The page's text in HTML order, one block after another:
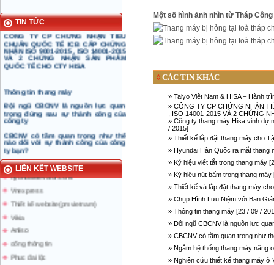
TIN TỨC
CÔNG TY CP CHỨNG NHẬN TIÊU
CHUẨN QUỐC TẾ ICB CẤP CHỨNG
NHẬN ISO 9001-2015 , ISO 14001-2015
VÀ 2 CHỨNG NHẬN SẢN PHẨM
QUỐC TẾ CHO CTY HISA
Đội ngũ CBCNV là nguồn lực quan
trọng đứng sau sự thành công của
công ty
nào dối với sự thành công của công
ty bạn?
Ngắm hệ thống thang máy nâng oto
của Volkswagen
Thang máy bị hỏng tại toà tháp chọc
trời
Thang máy chân không
Thang máy năng lượng mặt trời
LIÊN KẾT WEBSITE
Thang máy Taiyo
tin tuc thang may
doiduong-hotel
mazak.com.vn
ALT
hyundaielevator.co.kr
Anliso
cổng thông tin
Phuc đai lộc
Một số hình ảnh nhìn từ Tháp
◊ CÁC TIN KHÁC
» Taiyo Việt Nam & HISA – Hành
» CÔNG TY CP CHỨNG NHẬN
, ISO 14001-2015 VÀ 2 CHỨNG
» Công ty thang máy Hisa vinh dự
/ 2015]
» Thiết kế lắp đặt thang máy cho
» Hyundai Hàn Quốc ra mắt thang
» Ký hiệu viết tắt trong thang máy
» Ký hiệu nút bấm trong thang máy
» Thiết kế và lắp đặt thang máy
» Chụp Hình Lưu Niệm với Ban
» Thông tin thang máy [23 / 09 /
» Đội ngũ CBCNV là nguồn lực
» CBCNV có tầm quan trọng như
» Ngắm hệ thống thang máy nâng
» Nghiên cứu thiết kế thang máy ở